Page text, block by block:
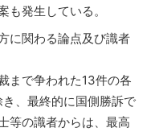
も発生している。
に関わる論点及び識者
まで争われた13件の各
き、最終的に国側勝訴で
等の識者からは、最高